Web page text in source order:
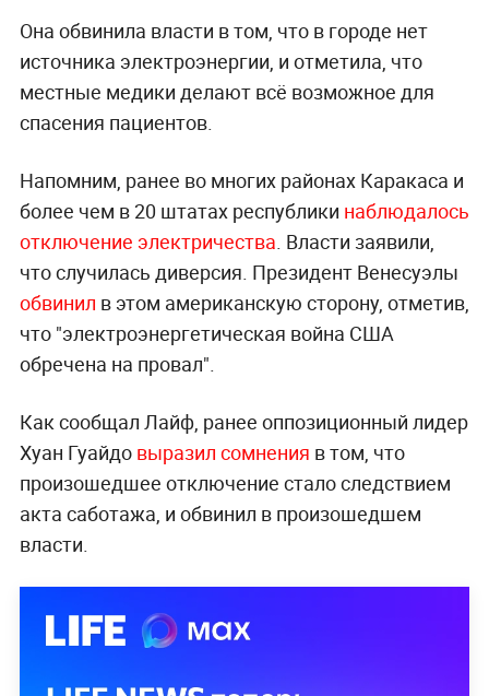
Она обвинила власти в том, что в городе нет
источника электроэнергии, и отметила, что
местные медики делают всё возможное для
спасения пациентов.
Напомним, ранее во многих районах Каракаса и
более чем в 20 штатах республики наблюдалось
отключение электричества . Власти заявили,
что случилась диверсия. Президент Венесуэлы
обвинил в этом американскую сторону, отметив,
что "электроэнергетическая война США
обречена на провал".
Как сообщал Лайф, ранее оппозиционный лидер
Хуан Гуайдо выразил сомнения в том, что
произошедшее отключение стало следствием
акта саботажа, и обвинил в произошедшем
власти.